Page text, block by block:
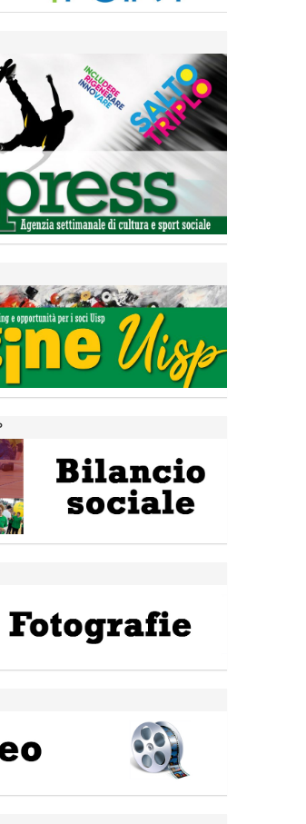
Fondazione Terzjus: prima riunione
a Roma